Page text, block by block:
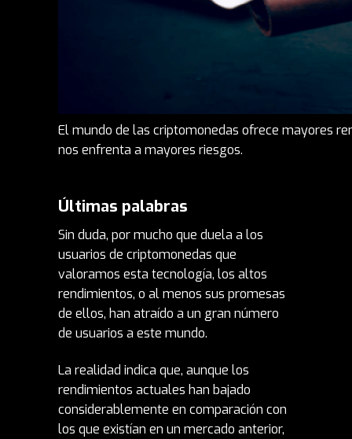
El mundo de las criptomonedas ofrece mayores
nos enfrenta a mayores riesgos.
Últimas palabras
Sin duda, por mucho que duela a los
usuarios de criptomonedas que
valoramos esta tecnología, los altos
rendimientos, o al menos sus promesas
de ellos, han atraído a un gran número
de usuarios a este mundo.
La realidad indica que, aunque los
rendimientos actuales han bajado
considerablemente en comparación con
los que existían en un mercado anterior,